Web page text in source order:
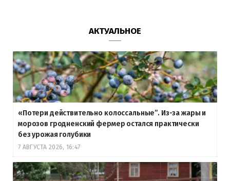
АКТУАЛЬНОЕ
«Потери действительно колоссальные”. Из-за жары и
морозов гродненский фермер остался практически
без урожая голубики
7 АВГУСТА 2026, 16:47